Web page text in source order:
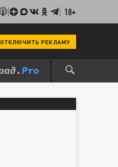
18+
ОТКЛЮЧИТЬ РЕКЛАМУ